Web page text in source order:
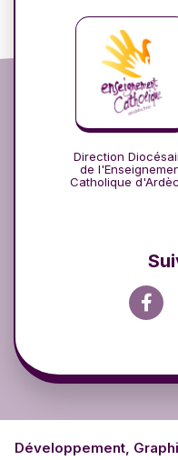
Direction
de
Catholique
Développement,